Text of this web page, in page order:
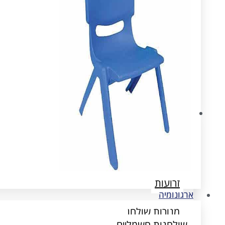
ארגונומיה
שולחנות חשמליים
זרועות
מנורות שולחן
ארגונומיה